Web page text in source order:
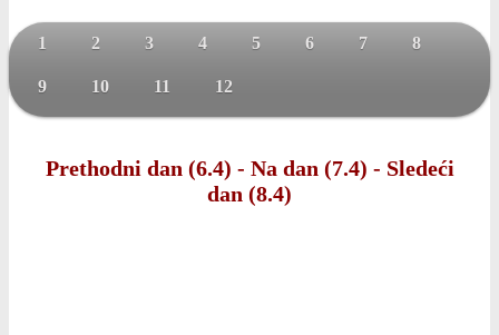
1 2 3 4 5 6 7 8
9 10 11 12
Prethodni dan (6.4) - Na dan (7.4) - Sledeći
dan (8.4)